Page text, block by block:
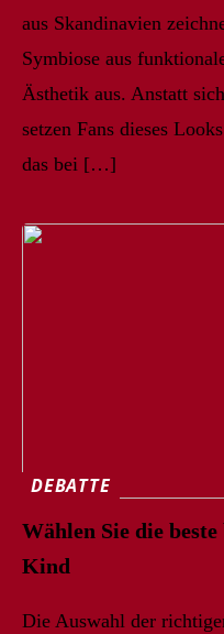
aus Skandinavien
Symbiose aus
Ästhetik aus. Anstatt
setzen Fans dieses
das bei […]
DEBATTE
Wählen Sie die
Kind
Die Auswahl der